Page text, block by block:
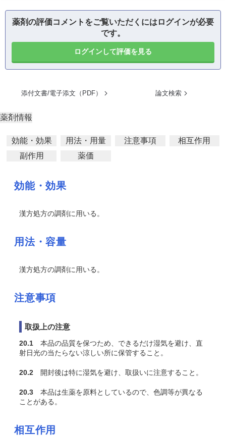
薬剤の評価コメントをご覧いただくにはログインが必要
です。
ログインして評価を見る
添付文書/電子添文（PDF） 論文検索
薬剤情報
効能・効果 用法・用量 注意事項
相互作用
副作用
薬価
効能・効果
漢方処方の調剤に用いる。
用法・容量
漢方処方の調剤に用いる。
注意事項
取扱上の注意
20.1 本品の品質を保つため、できるだけ湿気を避け、直
射日光の当たらない涼しい所に保管すること。
20.2 開封後は特に湿気を避け、取扱いに注意すること。
20.3 本品は生薬を原料としているので、色調等が異なる
ことがある。
相互作用